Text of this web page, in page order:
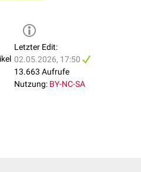
Letzter Edit:
02.05.2026, 17:50
13.663 Aufrufe
Nutzung: BY-NC-SA